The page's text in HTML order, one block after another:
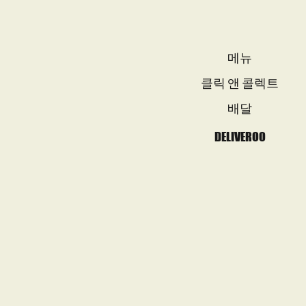
메뉴
클릭 앤 콜렉트
배달
DELIVEROO